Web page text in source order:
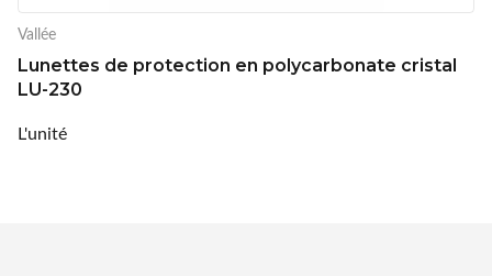
Vallée
Lunettes de protection en polycarbonate cristal
LU-230
L'unité